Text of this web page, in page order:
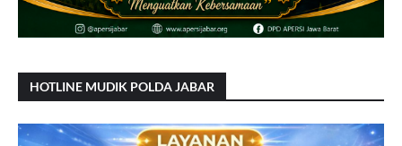
HOTLINE MUDIK POLDA JABAR